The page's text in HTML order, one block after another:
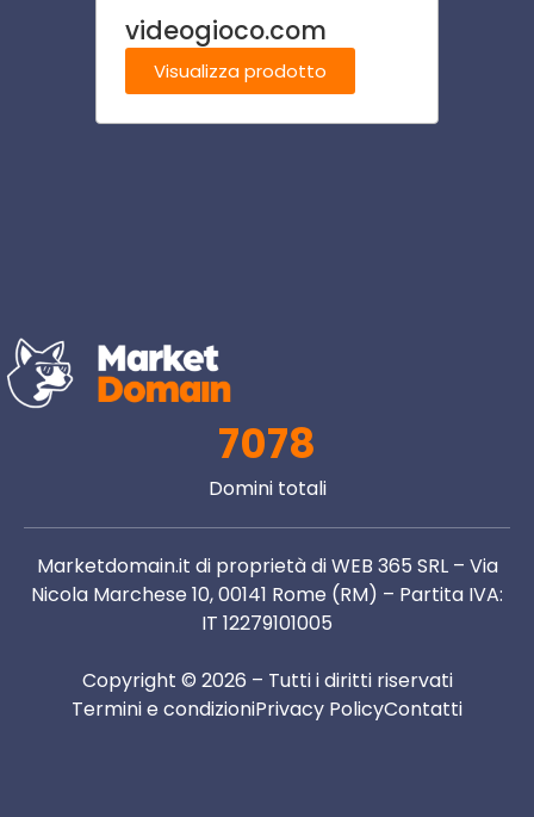
videogioco.com
Visualizza prodotto
7078
Domini totali
Marketdomain.it di proprietà di WEB 365 SRL – Via
Nicola Marchese 10, 00141 Rome (RM) – Partita IVA:
IT 12279101005
Copyright © 2026 – Tutti i diritti riservati
Termini e condizioniPrivacy PolicyContatti